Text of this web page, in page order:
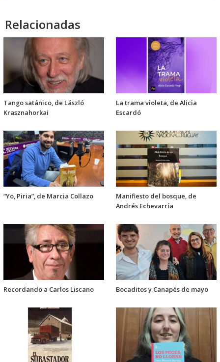
Relacionadas
Tango satánico, de László
Krasznahorkai
La trama violeta, de Alicia
Escardó
“Yo, Piria”, de Marcia Collazo
Manifiesto del bosque, de
Andrés Echevarría
Recordando a Carlos Liscano Bocaditos y Canapés de mayo